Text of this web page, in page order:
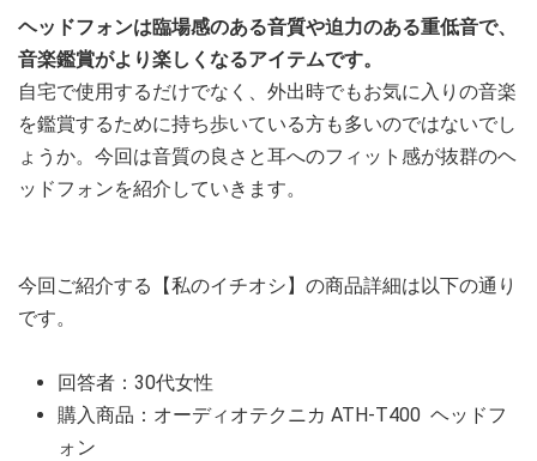
ヘッドフォンは臨場感のある音質や迫力のある重低音で、
音楽鑑賞がより楽しくなるアイテムです。
自宅で使用するだけでなく、外出時でもお気に入りの音楽
を鑑賞するために持ち歩いている方も多いのではないでし
ょうか。今回は音質の良さと耳へのフィット感が抜群のヘ
ッドフォンを紹介していきます。
今回ご紹介する【私のイチオシ】の商品詳細は以下の通り
です。
回答者：30代女性
購入商品：オーディオテクニカ ATH-T400 ヘッドフ
ォン